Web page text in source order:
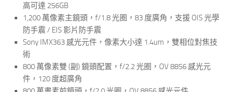
高可達 256GB
1,200 萬像素主鏡頭，f/1.8 光圈，83 度廣角，支援 OIS 光學
防手震 / EIS 影片防手震
Sony IMX363 感光元件，像素大小達 1.4um，雙相位對焦技
術
800 萬像素雙 (副) 鏡頭配置，f/2.2 光圈，OV 8856 感光元
件，120 度超廣角